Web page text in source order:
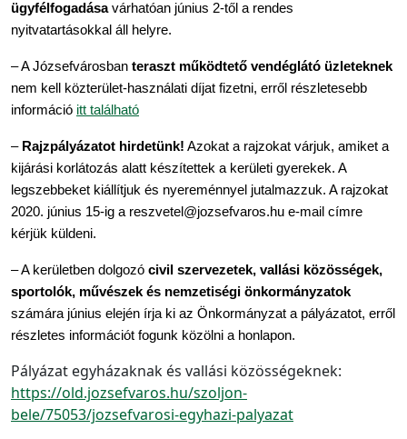
ügyfélfogadása várhatóan június 2-től a rendes
nyitvatartásokkal áll helyre.
– A Józsefvárosban teraszt működtető vendéglátó üzleteknek
nem kell közterület-használati díjat fizetni, erről részletesebb
információ itt található
– Rajzpályázatot hirdetünk! Azokat a rajzokat várjuk, amiket a
kijárási korlátozás alatt készítettek a kerületi gyerekek. A
legszebbeket kiállítjuk és nyereménnyel jutalmazzuk. A rajzokat
2020. június 15-ig a reszvetel@jozsefvaros.hu e-mail címre
kérjük küldeni.
– A kerületben dolgozó civil szervezetek, vallási közösségek,
sportolók, művészek és nemzetiségi önkormányzatok
számára június elején írja ki az Önkormányzat a pályázatot, erről
részletes információt fogunk közölni a honlapon.
Pályázat egyházaknak és vallási közösségeknek:
https://old.jozsefvaros.hu/szoljon-
bele/75053/jozsefvarosi-egyhazi-palyazat